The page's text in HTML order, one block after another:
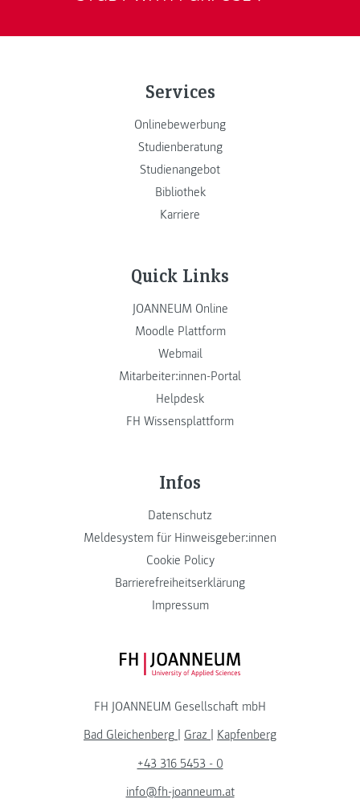
Services
Onlinebewerbung
Studienberatung
Studienangebot
Bibliothek
Karriere
Quick Links
JOANNEUM Online
Moodle Plattform
Webmail
Mitarbeiter:innen-Portal
Helpdesk
FH Wissensplattform
Infos
Datenschutz
Meldesystem für Hinweisgeber:innen
Cookie Policy
Barrierefreiheitserklärung
Impressum
FH JOANNEUM Logo
FH JOANNEUM Gesellschaft mbH
Bad Gleichenberg
Graz
Kapfenberg
+43 316 5453 - 0
info@fh-joanneum.at